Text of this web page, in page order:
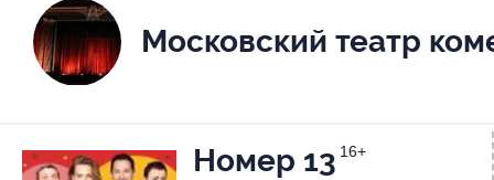
Московский театр
Номер 13 16+